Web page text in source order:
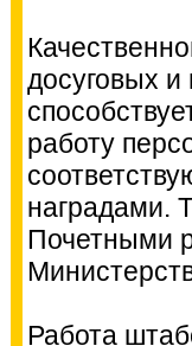
досуговых
работу
наградами.
Почетными
Работа